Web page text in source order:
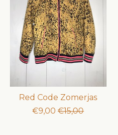
Red Code Zomerjas
€9,00 €15,00